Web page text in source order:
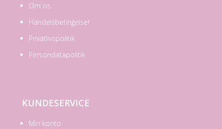
Om os
Handelsbetingelser
Privatlivspolitik
Persondatapolitik
KUNDESERVICE
Min konto